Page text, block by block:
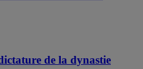
de la dynastie